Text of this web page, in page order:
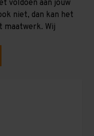
voldoen aan jouw
niet, dan kan het
maatwerk. Wij